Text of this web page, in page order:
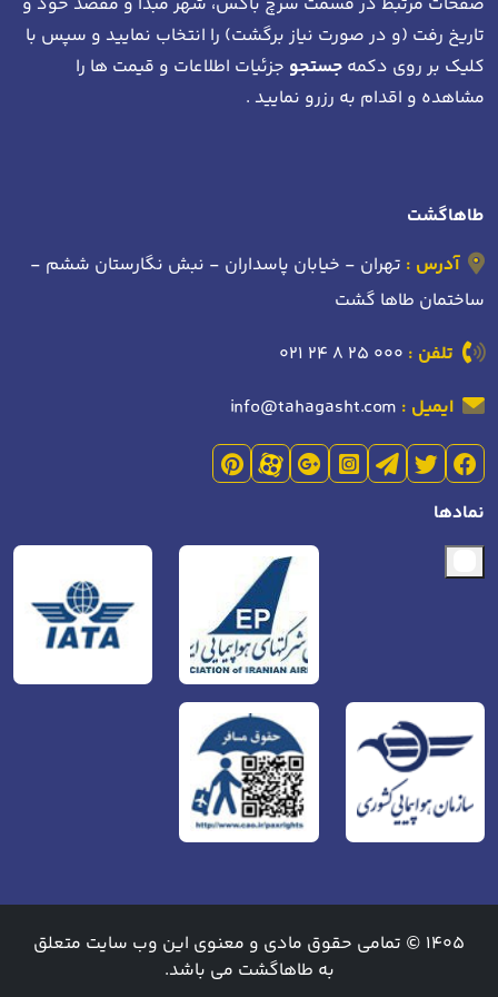
تاریخ رفت (و در صورت نیاز برگشت) را انتخاب نمایید و سپس با
کلیک بر روی دکمه جستجو جزئیات اطلاعات و قیمت ها را
مشاهده و اقدام به رزرو نمایید .
طاهاگشت
آدرس : تهران - خیابان پاسداران - نبش نگارستان ششم -
ساختمان طاها گشت
تلفن : 021 24 8 25 000
ایمیل : info@tahagasht.com
نمادها
1405 © تمامی حقوق مادی و معنوی این وب سایت متعلق
به طاهاگشت می باشد.